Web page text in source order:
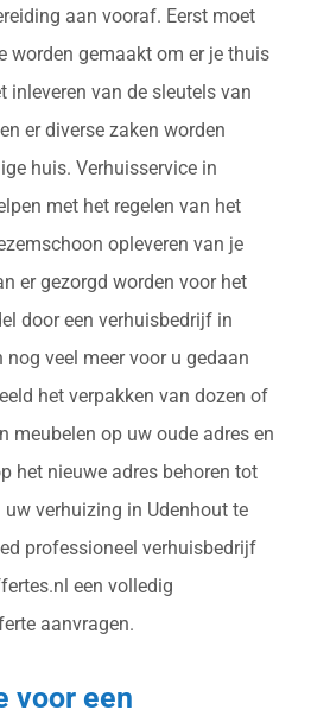
aan vooraf. Eerst moet
worden gemaakt om er je thuis
inleveren van de sleutels van
er diverse zaken worden
huis. Verhuisservice in
met het regelen van het
opleveren van je
er gezorgd worden voor het
door een verhuisbedrijf in
nog veel meer voor u gedaan
het verpakken van dozen of
meubelen op uw oude adres en
het nieuwe adres behoren tot
verhuizing in Udenhout te
professioneel verhuisbedrijf
een volledig
aanvragen.
voor een